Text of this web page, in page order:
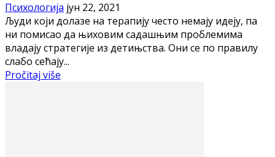
Психологија јун 22, 2021
Људи који долазе на терапију често немају идеју, па
ни помисао да њиховим садашњим проблемима
владају стратегије из детињства. Они се по правилу
слабо сећају...
Pročitaj više